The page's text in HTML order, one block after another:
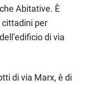
Abitative. È
cittadini per
di via
di via Marx, è di